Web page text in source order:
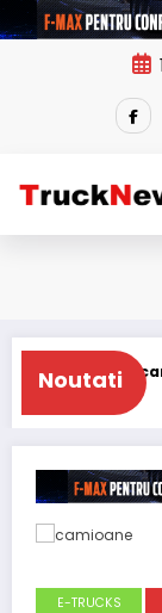
Skip
to
Noutati
de camion
E-TRUCKS